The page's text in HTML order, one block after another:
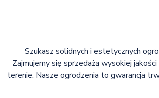
Szukasz solidnych i estetycznych
Zajmujemy się sprzedażą wysokiej
terenie. Nasze ogrodzenia to gwarancja